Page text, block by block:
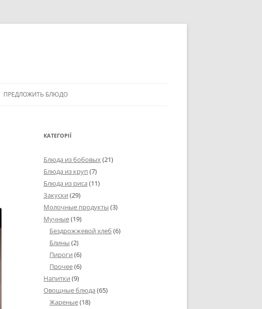
ПРЕДЛОЖИТЬ БЛЮДО
КАТЕГОРІЇ
Блюда из бобовых(21)
Блюда из круп (7)
Блюда из риса (11)
Закуски (29)
Молочные продукты (3)
Мучные(19)
Бездрожжевой хлеб (6)
Блины (2)
Пироги (6)
Прочее(6)
Напитки (9)
Овощные блюда (65)
Жареные(18)